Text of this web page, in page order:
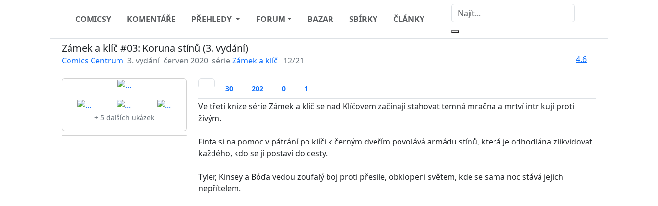
COMICSY KOMENTÁŘE PŘEHLEDY FORUM BAZAR SBÍRKY ČLÁNKY
Zámek a klíč #03: Koruna stínů (3. vydání)
Comics Centrum 3. vydání červen 2020 sérieZámek a klíč 12/21 4.6
+ 5 dalších ukázek
30 202 0 1
Ve třetí knize série Zámek a klíč se nad Klíčovem začínají stahovat temná mračna a mrtví intrikují proti
živým.
Finta si na pomoc v pátrání po klíči k černým dveřím povolává armádu stínů, která je odhodlána zlikvidovat
každého, kdo se jí postaví do cesty.
Tyler, Kinsey a Bóďa vedou zoufalý boj proti přesile, obklopeni světem, kde se sama noc stává jejich
nepřítelem.